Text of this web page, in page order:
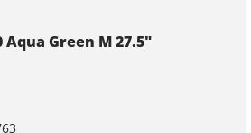
Aqua Green M 27.5"